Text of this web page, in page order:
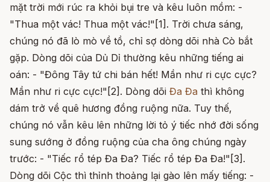
mặt trời mới rúc ra khỏi bụi tre và kêu luôn mồm: -
"Thua một vác! Thua một vác!"[1]. Trời chưa sáng,
chúng nó đã lò mò về tồ, chỉ sợ dòng dõi nhà Cò bắt
gặp. Dòng dõi của Dủ Dỉ thường kêu những tiếng ai
oán: - "Đông Tây tứ chi bán hết! Mần như ri cực cực?
Mần như ri cực cực!"[2]. Dòng dõi Đa Đa thì không
dám trở về quê hương đồng ruộng nữa. Tuy thế,
chúng nó vẫn kêu lên những lời tỏ ý tiếc nhớ đời sống
sung sướng ở đồng ruộng của cha ông chúng ngày
trước: - "Tiếc rổ tép Đa Đa? Tiếc rổ tép Đa Đa!"[3].
Dòng dõi Cộc thì thỉnh thoảng lại gào lên mấy tiếng: -